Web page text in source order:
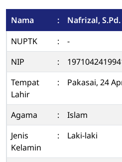
Nama :
Nafrizal, S.Pd.
NUPTK
:
-
NIP
:
Tempat
Lahir
: Pakasai, 24
Agama :
Islam
Jenis
Kelamin
: Laki-laki